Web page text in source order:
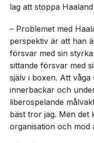
lag att stoppa
– Problemet med
perspektiv är att han
försvar med sin
sittande försvar med
själv i boxen. Att
innerbackar och
liberospelande
bäst tror jag. Men det
organisation och mod